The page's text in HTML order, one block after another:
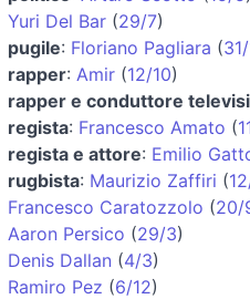
Yuri Del Bar (29/7)
pugile: Floriano Pagliara (
rapper: Amir (12/10)
rapper e conduttore
regista: Francesco Amato (
regista e attore: Emilio
rugbista: Maurizio Zaffiri (
Francesco Caratozzolo (20/
Aaron Persico (29/3)
Denis Dallan (4/3)
Ramiro Pez (6/12)